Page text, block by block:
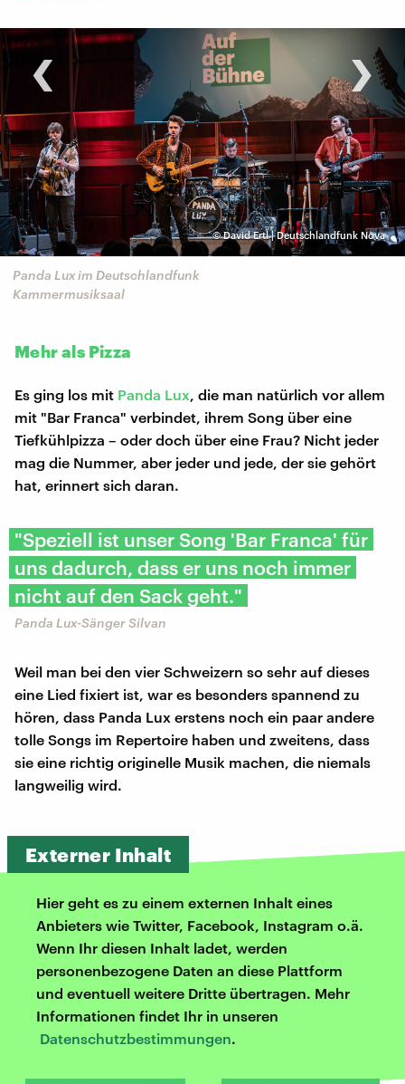
©David Ertl | Deutschlandfunk Nova
Panda Lux im Deutschlandfunk
Kammermusiksaal
‹ ›
Mehr als Pizza
Es ging los mit Panda Lux , die man natürlich vor allem
mit "Bar Franca" verbindet, ihrem Song über eine
Tiefkühlpizza – oder doch über eine Frau? Nicht jeder
mag die Nummer, aber jeder und jede, der sie gehört
hat, erinnert sich daran.
"Speziell ist unser Song 'Bar Franca' für
uns dadurch, dass er uns noch immer
nicht auf den Sack geht."
Panda Lux-Sänger Silvan
Weil man bei den vier Schweizern so sehr auf dieses
eine Lied fixiert ist, war es besonders spannend zu
hören, dass Panda Lux erstens noch ein paar andere
tolle Songs im Repertoire haben und zweitens, dass
sie eine richtig originelle Musik machen, die niemals
langweilig wird.
Externer Inhalt
Hier geht es zu einem externen Inhalt eines
Anbieters wie Twitter, Facebook, Instagram o.ä.
Wenn Ihr diesen Inhalt ladet, werden
personenbezogene Daten an diese Plattform
und eventuell weitere Dritte übertragen. Mehr
Informationen findet Ihr in unseren
Datenschutzbestimmungen.